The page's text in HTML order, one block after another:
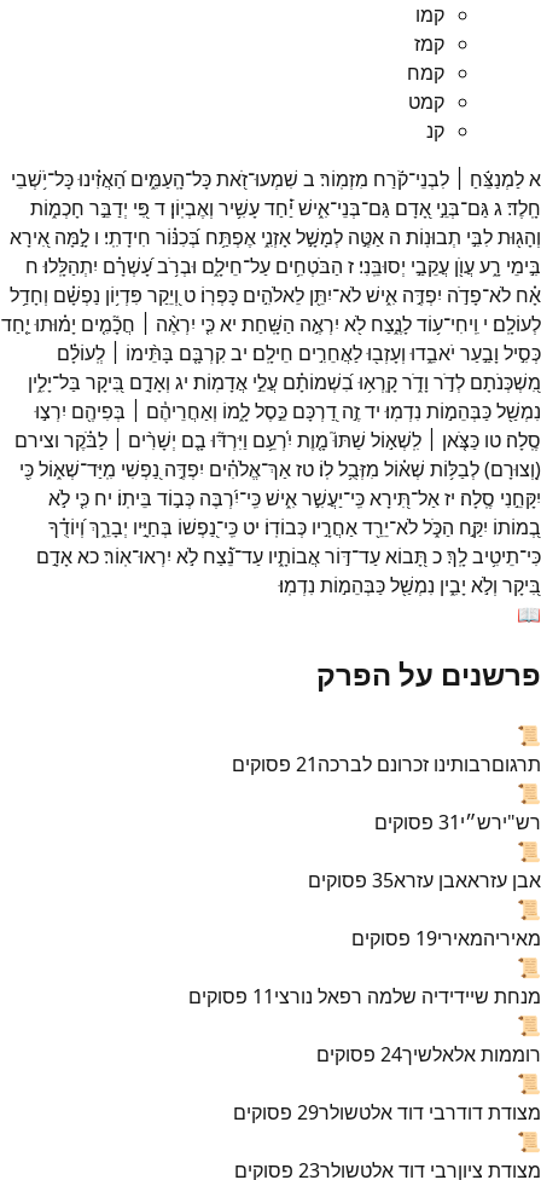
קמו
קמז
קמח
קמט
קנ
אלַמְנַצֵּ֬חַ ׀ לִבְנֵי־קֹ֬רַח מִזְמֽוֹר׃ ב שִׁמְעוּ־זֹ֭אתכָּל־הָֽעַמִּ֑ים הַ֝אֲזִ֗ינוּכָּל־יֹ֥שְׁבֵי
חָֽלֶד׃גגַּם־בְּנֵ֣י אָ֭דָם גַּם־בְּנֵי־אִ֑ישׁיַ֝֗חַדעָשִׁ֥יר וְאֶבְיֽוֹן׃ ד פִּ֭י יְדַבֵּ֣ר חָכְמ֑וֹת
וְהָג֖וּתלִבִּ֣י תְבוּנֽוֹת׃ ה אַטֶּ֣ה לְמָשָׁ֣לאָזְנִ֑י אֶפְתַּ֥ח בְּ֝כִנּ֗וֹר חִידָתִֽי׃ ו לָ֣מָּה אִ֭ירָא
בִּ֣ימֵי רָ֑עעֲוֺ֖ן עֲקֵבַ֣י יְסוּבֵּֽנִי׃ ז הַבֹּטְחִ֥ים עַל־חֵילָ֑ם וּבְרֹ֥בעָ֝שְׁרָ֗ם יִתְהַלָּֽלוּ׃ ח
אָ֗ח לֹא־פָדֹ֣ה יִפְדֶּ֣ה אִ֑ישׁלֹא־יִתֵּ֖ן לֵאלֹהִ֣ים כָּפְרֽוֹ׃ ט וְ֭יֵקַר פִּדְי֥וֹן נַפְשָׁ֗ם וְחָדַ֥ל
לְעוֹלָֽם׃ י וִֽיחִי־ע֥וֹדלָנֶ֑צַח לֹ֖א יִרְאֶ֣ה הַשָּֽׁחַת׃ יאכִּ֤י יִרְאֶ֨ה ׀ חֲכָ֘מִ֤ים יָמ֗וּתוּ יַ֤חַד
כְּסִ֣יל וָבַ֣עַר יֹאבֵ֑דוּ וְעָזְב֖וּלַאֲחֵרִ֣ים חֵילָֽם׃ יבקִרְבָּ֤ם בָּתֵּ֨ימוֹ ׀
לְֽעוֹלָ֗ם
מִ֭שְׁכְּנֹתָם לְדֹ֣ר וָדֹ֑רקָֽרְא֥וּבִ֝שְׁמוֹתָ֗ם עֲלֵ֣י אֲדָמֽוֹת׃ יג וְאָדָ֣ם בִּ֭יקָר בַּל־יָלִ֑ין
נִמְשַׁ֖לכַּבְּהֵמ֣וֹת נִדְמֽוּ׃ ידזֶ֣ה דַ֭רְכָּם כֵּ֣סֶללָ֑מוֹ וְאַחֲרֵיהֶ֓ם ׀ בְּפִיהֶ֖ם יִרְצ֣וּ
סֶֽלָה׃ טו כַּצֹּ֤אן ׀ לִֽשְׁא֣וֹל שַׁתּוּ֮ מָ֤וֶת יִ֫רְעֵ֥ם וַיִּרְדּ֘וּ בָ֤ם יְשָׁרִ֨ים ׀ לַבֹּ֗קֶר וצירם
(וְ֭צוּרָם)לְבַלּ֥וֹת שְׁא֗וֹל מִזְּבֻ֥ללֽוֹ׃ טזאַךְ־אֱלֹהִ֗ים יִפְדֶּ֣ה נַ֭פְשִׁי מִֽיַּד־שְׁא֑וֹלכִּ֖י
יִקָּחֵ֣נִי סֶֽלָה׃ יזאַל־תִּ֭ירָאכִּֽי־יַעֲשִׁ֣ראִ֑ישׁכִּֽי־יִ֝רְבֶּה כְּב֣וֹד בֵּיתֽוֹ׃ יח כִּ֤י לֹ֣א
בְ֭מוֹתוֹ יִקַּ֣ח הַכֹּ֑ללֹא־יֵרֵ֖דאַחֲרָ֣יו כְּבוֹדֽוֹ׃ יט כִּֽי־נַ֭פְשׁוֹ בְּחַיָּ֣יו יְבָרֵ֑ךְוְ֝יוֹדֻ֗ךָ
כִּי־תֵיטִ֥יבלָֽךְ׃כ תָּ֭בוֹאעַד־דּ֣וֹראֲבוֹתָ֑יו עַד־נֵ֝֗צַח לֹ֣א יִרְאוּ־אֽוֹר׃כאאָדָ֣ם
בִּ֭יקָר וְלֹ֣א יָבִ֑ין נִמְשַׁ֖לכַּבְּהֵמ֣וֹת נִדְמֽוּ׃
📖
פרשנים על הפרק
📜
תרגוםרבותינו זכרונם לברכה21 פסוקים
📜
רש"ירש״י31 פסוקים
📜
אבן עזראאבן עזרא35 פסוקים
📜
מאיריהמאירי19 פסוקים
📜
מנחת שיידידיה שלמה רפאל נורצי11 פסוקים
📜
רוממות אלאלשיך24 פסוקים
📜
מצודת דודרבי דוד אלטשולר29 פסוקים
📜
מצודת ציוןרבי דוד אלטשולר23 פסוקים